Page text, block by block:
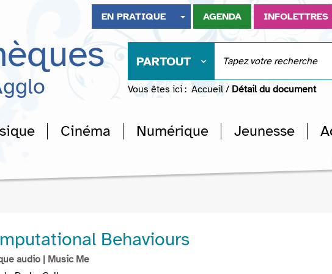
EN PRATIQUE AGENDA INFOLETTRES
PARTOUT
Vous êtes ici : Accueil / Détail du document
Cinéma Numérique Jeunesse
Behaviours
audio | Music Me